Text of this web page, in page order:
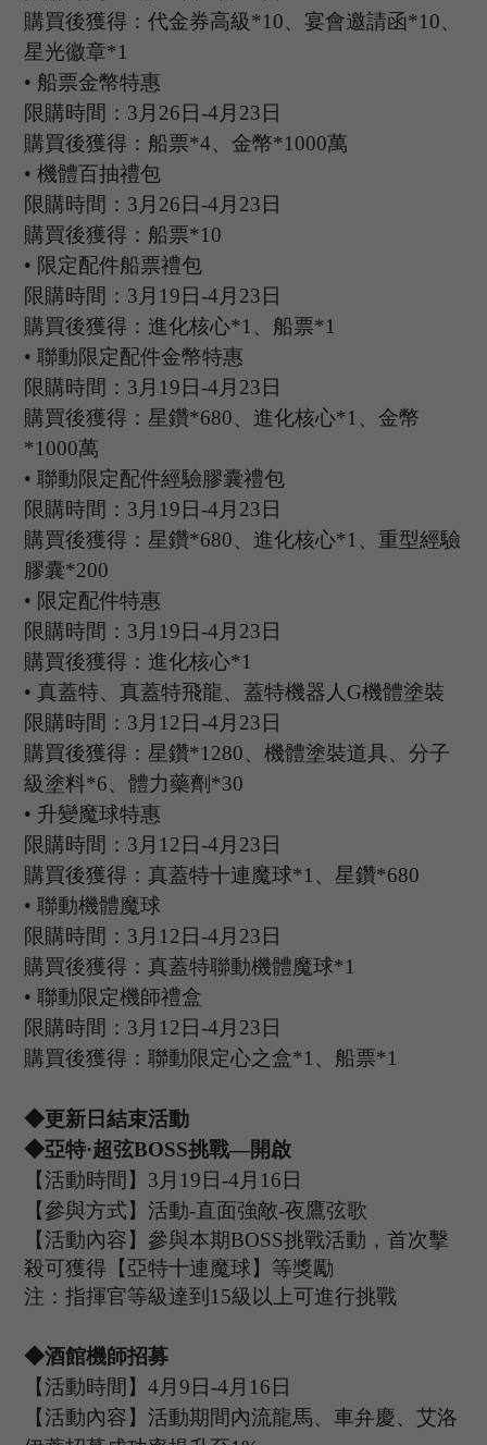
購買後獲得：代金券高級*10、宴會邀請函*10、
星光徽章*1
• 船票金幣特惠
限購時間： 3月 26 日-4月 23 日
購買後獲得：船票*4、金幣*1000萬
• 機體百抽禮包
限購時間： 3月 26 日-4月 23 日
購買後獲得：船票*10
• 限定配件船票禮包
限購時間： 3月 19 日-4月 23 日
購買後獲得：進化核心*1、船票*1
• 聯動限定配件金幣特惠
限購時間： 3月 19 日-4月 23 日
購買後獲得：星鑽*680、進化核心*1、金幣
*1000萬
• 聯動限定配件經驗膠囊禮包
限購時間： 3月 19 日-4月 23 日
購買後獲得：星鑽*680、進化核心*1、重型經驗
膠囊*200
• 限定配件特惠
限購時間： 3月 19 日-4月 23 日
購買後獲得：進化核心*1
• 真蓋特、真蓋特飛龍、蓋特機器人G機體塗裝
限購時間： 3月 12 日-4月 23 日
購買後獲得：星鑽*1280、機體塗裝道具、分子
級塗料*6、體力藥劑 *30
• 升變魔球特惠
限購時間： 3月 12 日-4月 23 日
購買後獲得：真蓋特十連魔球*1、星鑽*680
• 聯動機體魔球
限購時間： 3月 12 日-4月 23 日
購買後獲得：真蓋特聯動機體魔球*1
• 聯動限定機師禮盒
限購時間： 3月 12 日-4月 23 日
購買後獲得：聯動限定心之盒*1、船票*1
◆更新日結束活動
◆亞特·超弦BOSS挑戰—開啟
【活動時間】 3月 19 日-4月 16 日
【參與方式】 活動-直面強敵-夜鷹弦歌
【活動內容】參與本期BOSS挑戰活動，首次擊
殺可獲得【亞特十連魔球】等獎勵
注：指揮官等級達到 15級以上可進行挑戰
◆酒館機師招募
【活動時間】4月9 日-4月 16 日
【活動內容】活動期間內流龍馬、車弁慶、艾洛